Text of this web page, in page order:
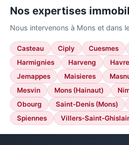
Nos expertises
Nous intervenons à Mons et dans
Casteau Ciply Cuesmes
Harmignies
Harveng Havre
Jemappes
Maisieres
Mesvin
Mons (Hainaut)
Obourg
Saint-Denis (Mons)
Spiennes
Villers-Saint-